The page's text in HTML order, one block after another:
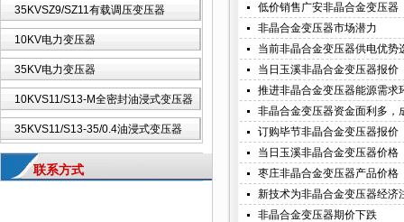
35KVSZ9/SZ11有载调压变压器
10KV电力变压器
35KV电力变压器
10KVS11/S13-M全密封油浸式变压器
35KVS11/S13-35/0.4油浸式变压器
联系方式
低价销售广安非晶合金变压器
非晶合金变压器市场潜力
当前非晶合金变压器供电优势
当日玉溪非晶合金变压器报价
推进非晶合金变压器能源需求
非晶合金变压器资金面利多，
订购毕节非晶合金变压器报价
当日玉溪非晶合金变压器价格
枣庄非晶合金变压器产品价格
新技术为非晶合金变压器经济
非晶合金变压器期价下跌